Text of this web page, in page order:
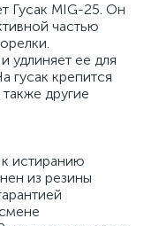
Гусак MIG-25. Он
частью
удлиняет ее для
гусак крепится
другие
истиранию
из резины